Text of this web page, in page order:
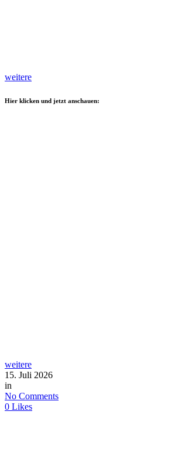
weitere
Hier klicken und jetzt anschauen:
weitere
15. Juli 2026
in
No Comments
0 Likes